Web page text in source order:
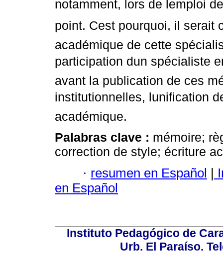
notamment, lors de lemploi
point. Cest pourquoi, il
académique de cette
participation dun spécialiste
avant la publication de ces
institutionnelles, lunification
académique.
Palabras clave : mémoire;
correction de style; écriture
· resumen en Español |
en Español
Instituto Pedagógico de
Urb. El Paraíso.